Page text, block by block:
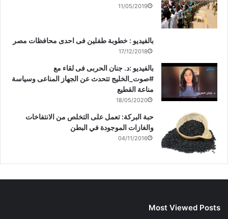
11/05/2019
بالفيديو : خطوبة طفلين فى احدى محافظات مصر
17/12/2018
بالفيديو :د. جنان الحربى فى لقاء مع
#صوت_الخليج تتحدث عن الجهاز المناعى وسياسة
مناعة القطيع
18/05/2020
حبة البركة: تعمل على التخلص من الانتفاخات
والغازات الموجودة في البطن
04/11/2016
Most Viewed Posts